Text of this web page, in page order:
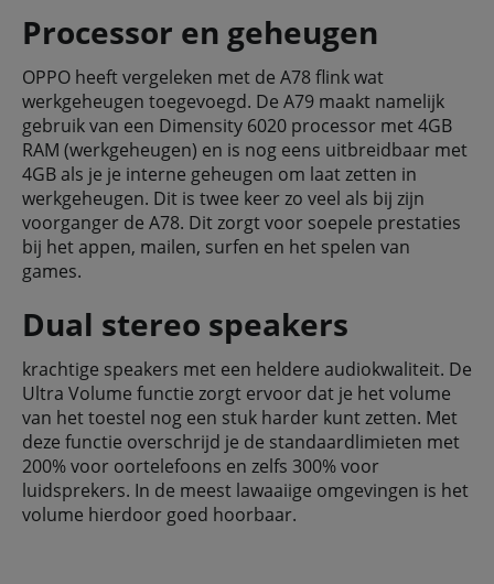
Processor en geheugen
OPPO heeft vergeleken met de A78 flink wat
werkgeheugen toegevoegd. De A79 maakt namelijk
gebruik van een Dimensity 6020 processor met 4GB
RAM (werkgeheugen) en is nog eens uitbreidbaar met
4GB als je je interne geheugen om laat zetten in
werkgeheugen. Dit is twee keer zo veel als bij zijn
voorganger de A78. Dit zorgt voor soepele prestaties
bij het appen, mailen, surfen en het spelen van
games.
Dual stereo speakers
krachtige speakers met een heldere audiokwaliteit. De
Ultra Volume functie zorgt ervoor dat je het volume
van het toestel nog een stuk harder kunt zetten. Met
deze functie overschrijd je de standaardlimieten met
200% voor oortelefoons en zelfs 300% voor
luidsprekers. In de meest lawaaiige omgevingen is het
volume hierdoor goed hoorbaar.